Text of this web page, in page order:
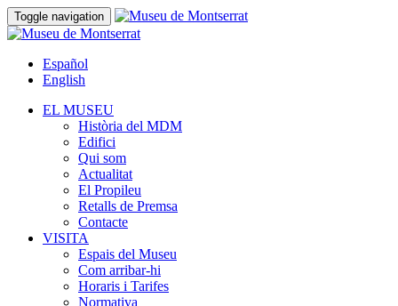
Toggle navigation
Español
English
EL MUSEU
Història del MDM
Edifici
Qui som
Actualitat
El Propileu
Retalls de Premsa
Contacte
VISITA
Espais del Museu
Com arribar-hi
Horaris i Tarifes
Normativa